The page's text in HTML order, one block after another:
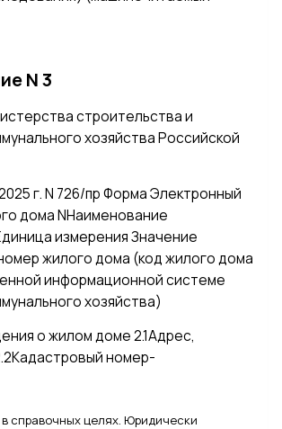
N 3
строительства и
хозяйства Российской
г. N 726/пр Форма Электронный
дома NНаименование
измерения Значение
жилого дома (код жилого дома
информационной системе
хозяйства)
о жилом доме 2.1Адрес,
номер-
справочных целях. Юридически